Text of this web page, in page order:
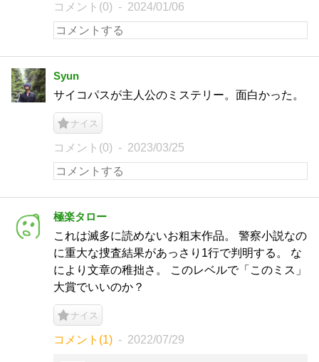
コメント(0) 2024/01/06
Syun
サイコパスが主人公のミステリー。面白かった。
ナイス
コメント(0) 2023/03/25
極楽タロー
これは滅多に読めないお粗末作品。 警察小説なの
に重大な捜査結果があっさり1行で判明する。 な
により文章の稚拙さ。 このレベルで「このミス」
大賞でいいのか？
ナイス
コメント(1) 2022/07/29